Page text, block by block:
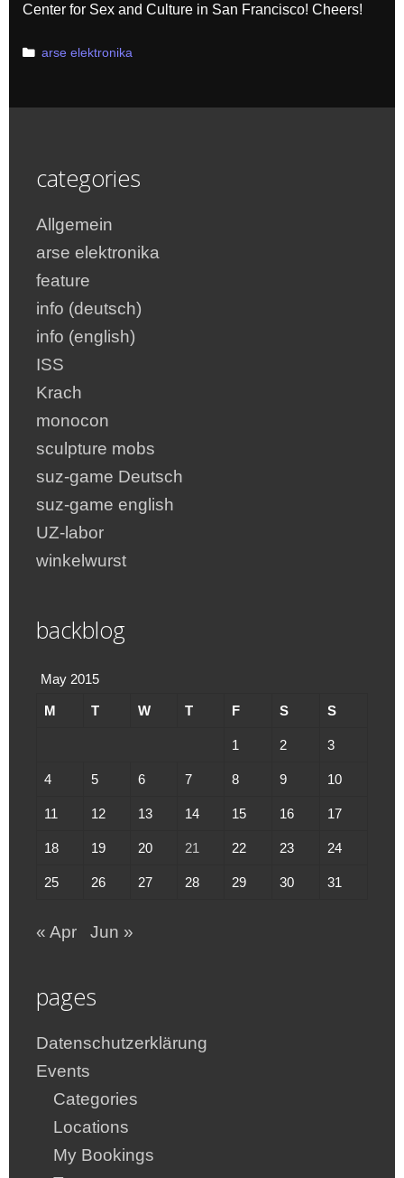
Center for Sex and Culture in San Francisco! Cheers!
Categories
arse elektronika
categories
Allgemein
arse elektronika
feature
info (deutsch)
info (english)
ISS
Krach
monocon
sculpture mobs
suz-game Deutsch
suz-game english
UZ-labor
winkelwurst
backblog
May 2015
M T W T F S S
1 2 3
4 5 6 7 8 9 10
11 12 13 14 15 16 17
18 19 20 21 22 23 24
25 26 27 28 29 30 31
« Apr Jun »
pages
Datenschutzerklärung
Events
Categories
Locations
My Bookings